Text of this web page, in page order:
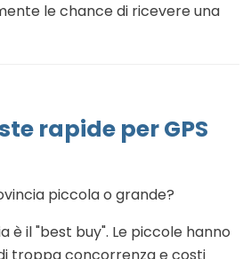
le chance di ricevere una
rapide per GPS
piccola o grande?
è il "best buy". Le piccole hanno